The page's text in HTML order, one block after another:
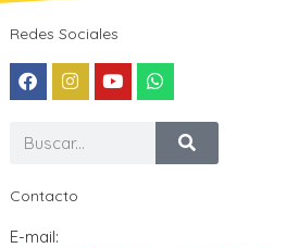
Redes Sociales
Contacto
E-mail: